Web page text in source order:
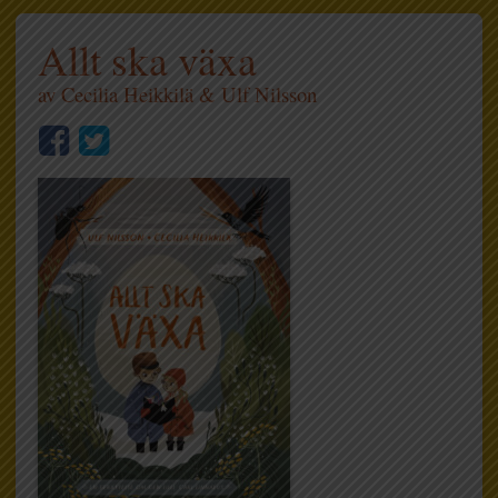
Allt ska växa
avCecilia Heikkilä &Ulf Nilsson